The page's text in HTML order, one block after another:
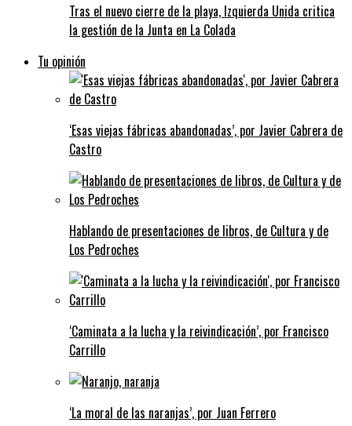
Tras el nuevo cierre de la playa, Izquierda Unida critica
la gestión de la Junta en La Colada
Tu opinión
‘Esas viejas fábricas abandonadas’, por Javier Cabrera de
Castro
Hablando de presentaciones de libros, de Cultura y de
Los Pedroches
‘Caminata a la lucha y la reivindicación’, por Francisco
Carrillo
‘La moral de las naranjas’, por Juan Ferrero